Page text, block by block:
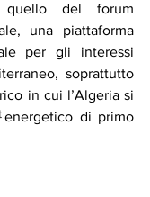
del forum
una piattaforma
per gli interessi
soprattutto
in cui l’Algeria si
energetico di primo